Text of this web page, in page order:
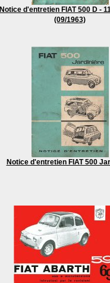
Notice d'entretien FIAT 500 D -
(09/1963)
Notice d'entretien FIAT 500